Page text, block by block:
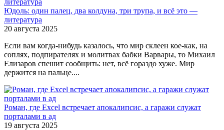
Юдоль: один палец, два колдуна, три трупа, и всё это —
литература
20 августа 2025
Если вам когда-нибудь казалось, что мир склеен кое-как, на
соплях, подпирателях и молитвах бабки Варвары, то Михаил
Елизаров спешит сообщить: нет, всё гораздо хуже. Мир
держится на пальце....
Роман, где Excel встречает апокалипсис, а гаражи служат
порталами в ад
19 августа 2025